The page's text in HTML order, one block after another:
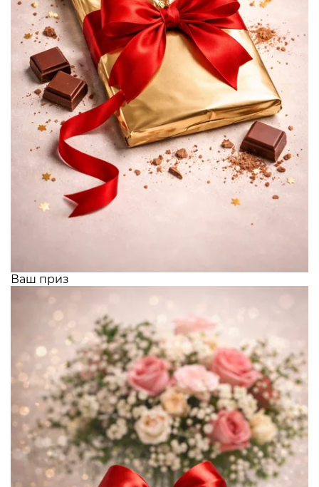
Ваш приз